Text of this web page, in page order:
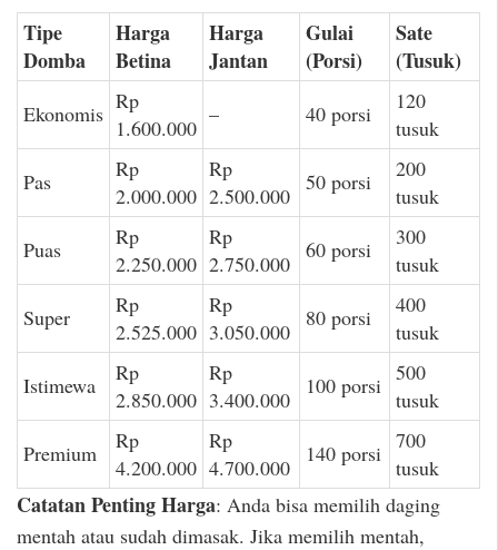
Tipe
Domba
Harga
Betina
Harga
Jantan
Gulai
(Porsi)
Sate
(Tusuk)
Ekonomis Rp
1.600.000
– 40 porsi
120
tusuk
Pas
Rp
2.000.000
Rp
2.500.000
50 porsi
200
tusuk
Puas
Rp
2.250.000
Rp
2.750.000
60 porsi
300
tusuk
Super
Rp
2.525.000
Rp
3.050.000
80 porsi
400
tusuk
Istimewa
Rp
2.850.000
Rp
3.400.000
100 porsi 500
tusuk
Premium
Rp
4.200.000
Rp
4.700.000
140 porsi 700
tusuk
Catatan Penting Harga: Anda bisa memilih daging
mentah atau sudah dimasak. Jika memilih mentah,